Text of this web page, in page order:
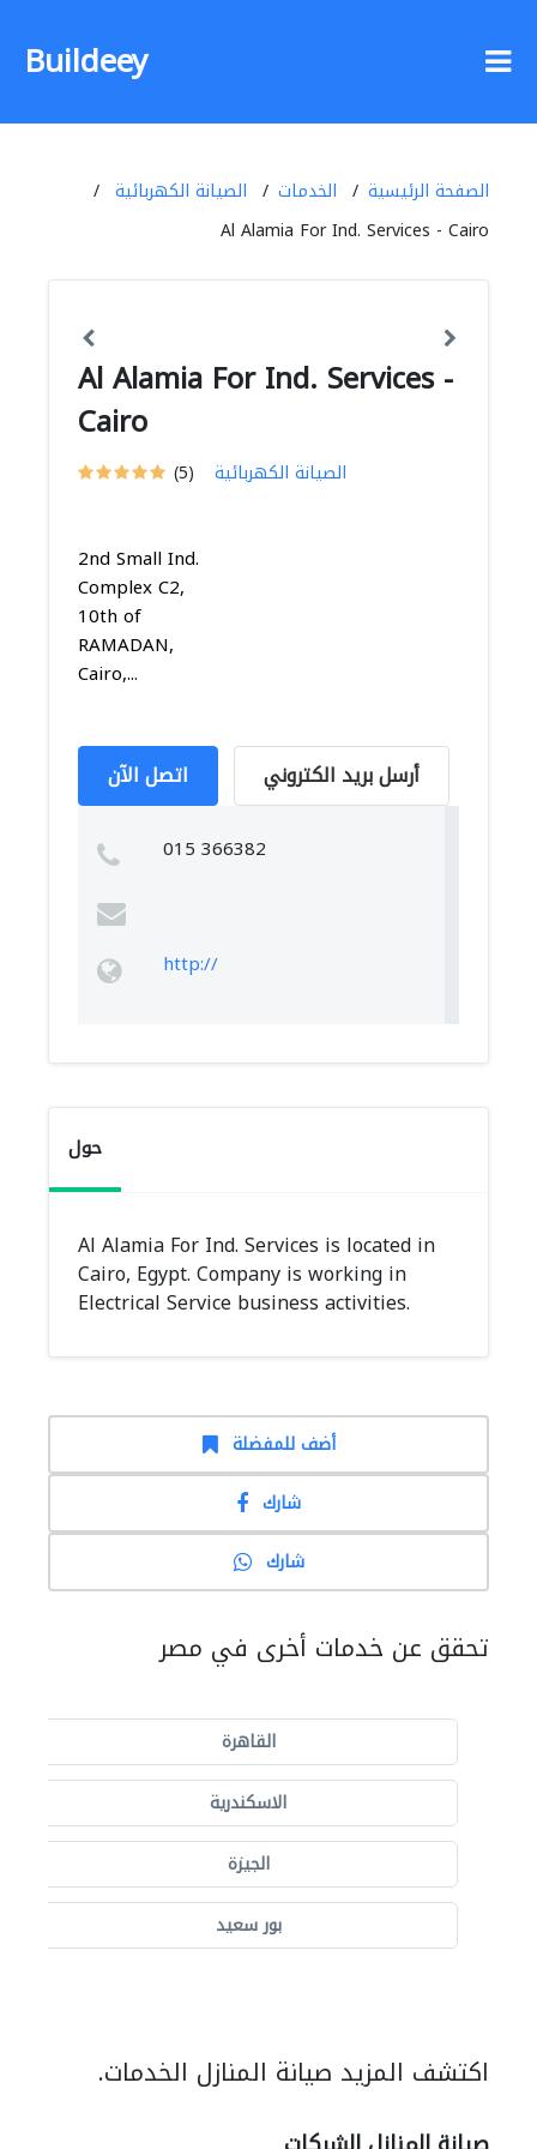
Buildeey
الصفحة الرئيسية الخدمات
الصيانة الكهربائية
Al Alamia For Ind. Services - Cairo
Al Alamia For Ind. Services -
Cairo
(5) الصيانة الكهربائية
2nd Small Ind.
Complex C2,
10th of
RAMADAN,
Cairo,...
اتصل الآن أرسل بريد الكتروني
015 366382
http://
حول
Al Alamia For Ind. Services is located in
Cairo, Egypt. Company is working in
Electrical Service business activities.
أضف للمفضلة
شارك
شارك
تحقق عن خدمات أخرى في مصر
القاهرة
الاسكندرية
الجيزة
بور سعيد
اكتشف المزيد صيانة المنازل الخدمات.